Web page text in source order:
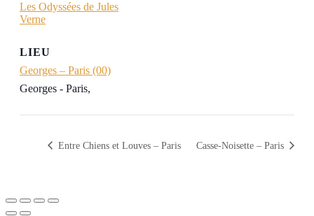
Les Odyssées de Jules
Verne
LIEU
Georges – Paris (00)
Georges - Paris,
Entre Chiens et Louves – Paris Casse-Noisette – Paris